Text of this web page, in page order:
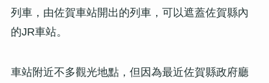
列車，由佐賀車站開出的列車，可以遮蓋佐賀縣內
的JR車站。
車站附近不多觀光地點，但因為最近佐賀縣政府廳